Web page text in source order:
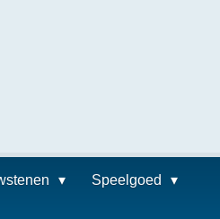
Speelgoed